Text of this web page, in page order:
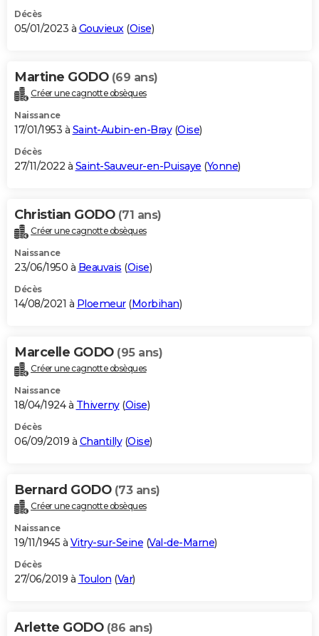
Décès
05/01/2023 à Gouvieux(Oise)
Martine GODO (69 ans)
Créer une cagnotte obsèques
Naissance
17/01/1953 à Saint-Aubin-en-Bray(Oise)
Décès
27/11/2022 à Saint-Sauveur-en-Puisaye (Yonne)
Christian GODO (71 ans)
Créer une cagnotte obsèques
Naissance
23/06/1950 à Beauvais (Oise)
Décès
14/08/2021 à Ploemeur(Morbihan)
Marcelle GODO (95 ans)
Créer une cagnotte obsèques
Naissance
18/04/1924 à Thiverny(Oise)
Décès
06/09/2019 à Chantilly(Oise)
Bernard GODO (73 ans)
Créer une cagnotte obsèques
Naissance
19/11/1945 à Vitry-sur-Seine (Val-de-Marne)
Décès
27/06/2019 à Toulon (Var)
Arlette GODO (86 ans)